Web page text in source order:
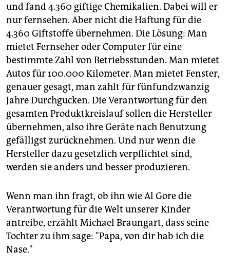
und fand 4.360 giftige Chemikalien. Dabei will er
nur fernsehen. Aber nicht die Haftung für die
4.360 Giftstoffe übernehmen. Die Lösung: Man
mietet Fernseher oder Computer für eine
bestimmte Zahl von Betriebsstunden. Man mietet
Autos für 100.000 Kilometer. Man mietet Fenster,
genauer gesagt, man zahlt für fünfundzwanzig
Jahre Durchgucken. Die Verantwortung für den
gesamten Produktkreislauf sollen die Hersteller
übernehmen, also ihre Geräte nach Benutzung
gefälligst zurücknehmen. Und nur wenn die
Hersteller dazu gesetzlich verpflichtet sind,
werden sie anders und besser produzieren.
Wenn man ihn fragt, ob ihn wie Al Gore die
Verantwortung für die Welt unserer Kinder
antreibe, erzählt Michael Braungart, dass seine
Tochter zu ihm sage: "Papa, von dir hab ich die
Nase."